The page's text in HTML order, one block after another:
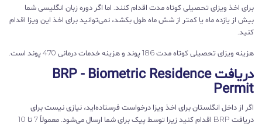
برای اخذ ویزای تحصیلی کوتاه مدت اقدام کنند. اما اگر دوره زبان انگلیسی شما
بیش از یازده ماه یا کمتر از شش ماه طول بکشد، نمی‌توانید برای اخذ این ویزا اقدام
کنید.
هزینه ویزای تحصیلی کوتاه مدت 186 پوند و هزینه خدمات درمانی 470 پوند است.
دریافت BRP - Biometric Residence
Permit
اگر از داخل انگلستان برای اخذ ویزا درخواست فرستاده‌اید، نیازی نیست برای
دریافت BRP اقدام کنید زیرا توسط پیک برای شما ارسال می‌شود. معمولاً 7 تا 10